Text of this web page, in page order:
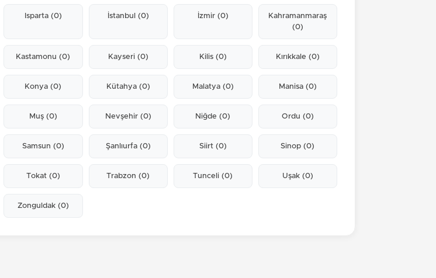
Isparta (0) İstanbul (0) İzmir (0)
Kahramanmaraş
(0)
Kastamonu(0) Kayseri (0) Kilis (0) Kırıkkale (0)
Konya(0) Kütahya (0) Malatya (0) Manisa (0)
Muş (0) Nevşehir (0) Niğde(0) Ordu (0)
Samsun (0) Şanlıurfa (0) Siirt (0) Sinop(0)
Tokat (0) Trabzon(0) Tunceli(0) Uşak (0)
Zonguldak (0)